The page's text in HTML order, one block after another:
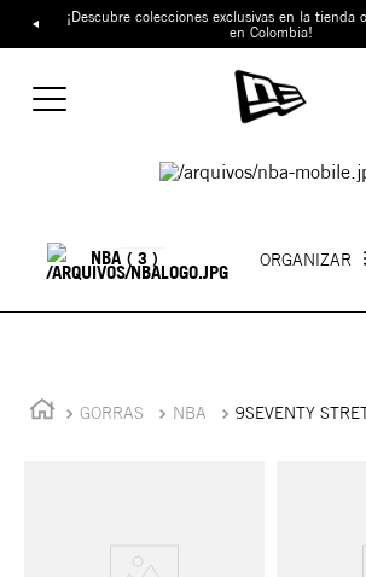
¡Descubre colecciones exclusivas en la tienda
en Colombia!
NBA 3
GORRAS NBA 9SEVENTY